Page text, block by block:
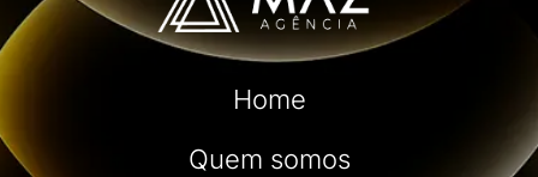
Home
Quem somos